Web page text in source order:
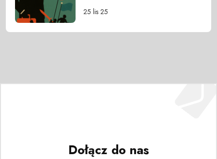
25 lis 25
Dołącz do nas